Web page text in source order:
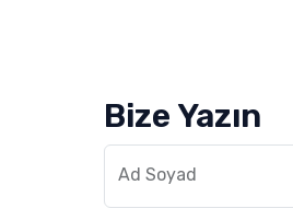
Bize Yazın
Ad Soyad